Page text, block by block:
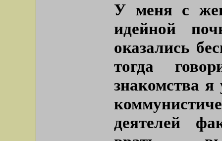
У меня с
идейной
оказались
тогда
знакомства я
деятелей